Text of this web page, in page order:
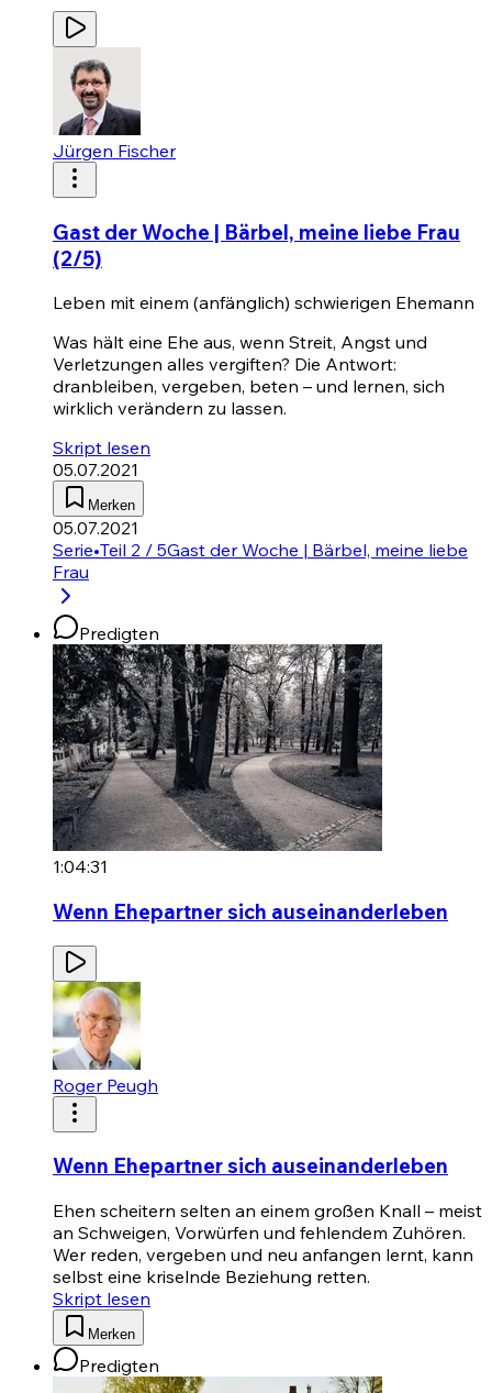
Jürgen Fischer
Gast der Woche | Bärbel, meine liebe Frau
(2/5)
Leben mit einem (anfänglich) schwierigen Ehemann
Was hält eine Ehe aus, wenn Streit, Angst und
Verletzungen alles vergiften? Die Antwort:
dranbleiben, vergeben, beten – und lernen, sich
wirklich verändern zu lassen.
Skript lesen
05.07.2021
Merken
05.07.2021
Serie•Teil 2 / 5Gast der Woche | Bärbel, meine liebe
Frau
Predigten
1:04:31
Wenn Ehepartner sich auseinanderleben
Roger Peugh
Wenn Ehepartner sich auseinanderleben
Ehen scheitern selten an einem großen Knall – meist
an Schweigen, Vorwürfen und fehlendem Zuhören.
Wer reden, vergeben und neu anfangen lernt, kann
selbst eine kriselnde Beziehung retten.
Skript lesen
Merken
Predigten